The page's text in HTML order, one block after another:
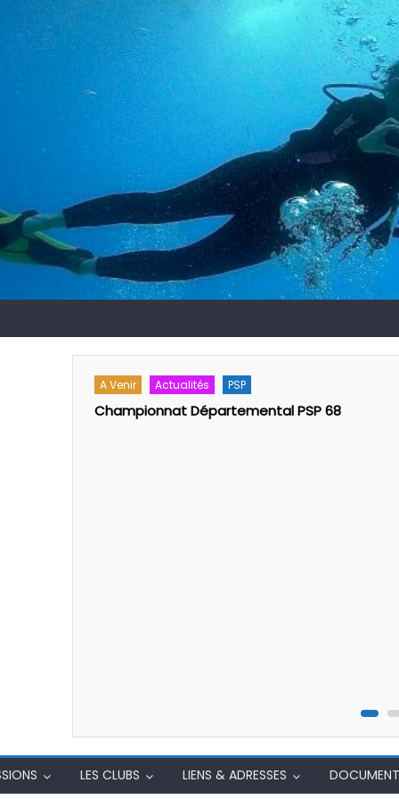
A Venir Actualités PSP
Championnat Départemental PSP 68
LES CLUBS LIENS & ADRESSES